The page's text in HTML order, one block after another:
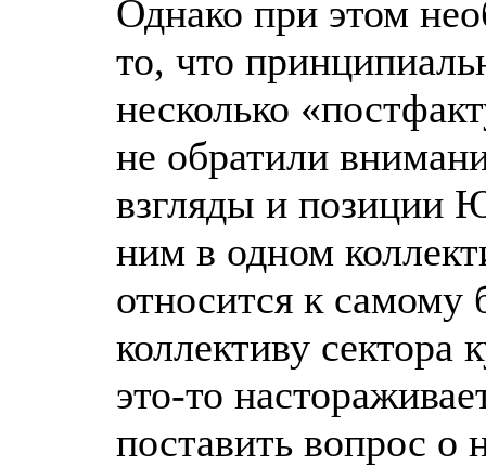
Однако при этом
то, что
несколько
не обратили
взгляды и позиции
ним в одном
относится к
коллективу сектора
это-то
поставить вопрос о